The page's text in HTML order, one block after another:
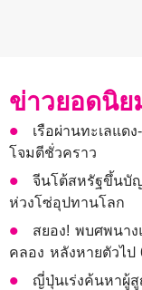
ข่าวยอดนิ
เรือผ่านทะเลแด
โจมตีชั่วคราว
จีนโต้สหรัฐขึ้นบั
ห่วงโซ่อุปทานโลก
สยอง! พบศพนาง
คลอง หลังหายตัวไป
ญี่ปุ่นเร่งค้นหาผู้